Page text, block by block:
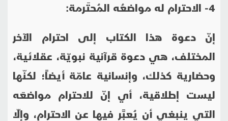
4- الاحترام له مواضعُه المُحتَرمة:
إنّ دعوة هذا الكتاب إلى احترام الآخر
المختلف، هي دعوة قرآنية نبويّة، عقلائية،
وحضارية كذلك، وإنسانية عامّة أيضاً؛ لكنّها
ليست إطلاقية، أي إنّ للاحترام مواضعَه
التي ينبغي أن يُعبَّر فيها عن الاحترام، وإلّا